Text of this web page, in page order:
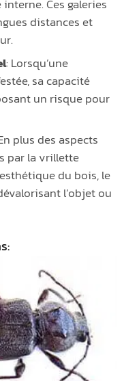
Ces galeries
distances et
: Lorsqu’une
sa capacité
un risque pour
plus des aspects
par la vrillette
du bois, le
l’objet ou